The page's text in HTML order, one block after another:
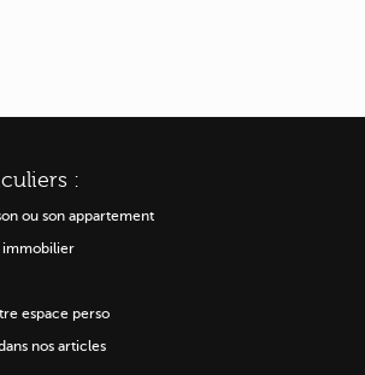
:
ou son appartement
immobilier
espace perso
nos articles